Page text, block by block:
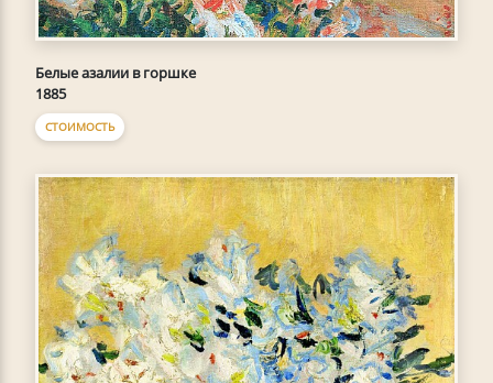
Белые азалии в горшке
1885
СТОИМОСТЬ